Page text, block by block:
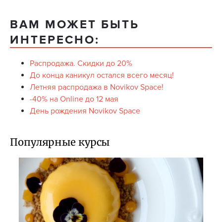
ВАМ МОЖЕТ БЫТЬ
ИНТЕРЕСНО:
Распродажа. Скидки до 20%
До конца каникул остался всего месяц!
Летняя распродажа в Novikov Space!
-40% на Online до 12 мая
День рождения Novikov Space
Популярные курсы